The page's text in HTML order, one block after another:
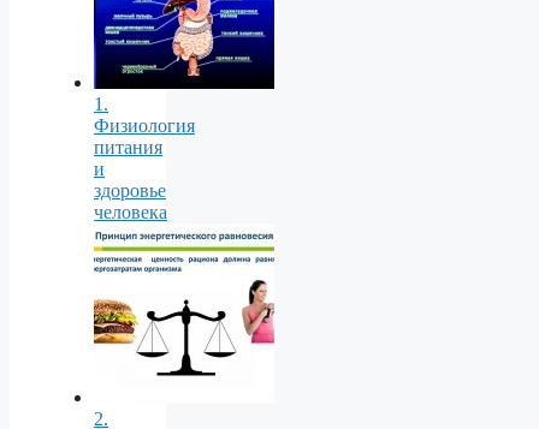
1.
Физиология
питания
и
здоровье
человека
2.